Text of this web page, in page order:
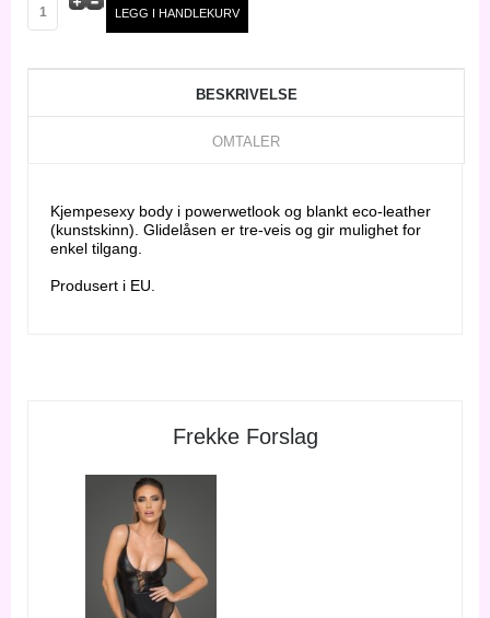
BESKRIVELSE
OMTALER
Kjempesexy body i powerwetlook og blankt eco-leather
(kunstskinn). Glidelåsen er tre-veis og gir mulighet for
enkel tilgang.
Produsert i EU.
Frekke Forslag